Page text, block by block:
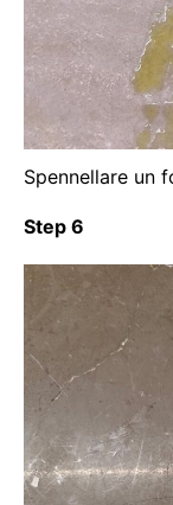
Spennellare un
Step 6